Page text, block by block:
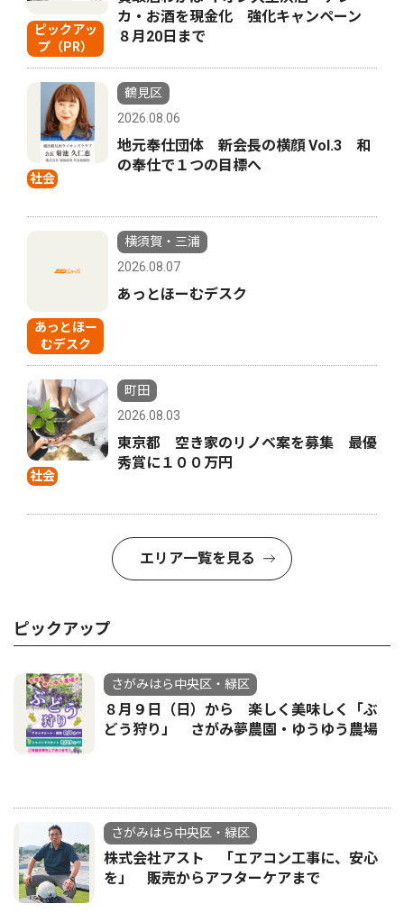
ピックアッ
プ（PR）
カ・お酒を現金化 強化キャンペーン
８月20日まで
社会
鶴見区
2026.08.06
地元奉仕団体 新会長の横顔 Vol.3 和
の奉仕で１つの目標へ
あっとほー
むデスク
横須賀・三浦
2026.08.07
あっとほーむデスク
社会
町田
2026.08.03
東京都 空き家のリノベ案を募集 最優
秀賞に１００万円
エリア一覧を見る
ピックアップ
さがみはら中央区・緑区
８月９日（日）から 楽しく美味しく「ぶ
どう狩り」 さがみ夢農園・ゆうゆう農場
さがみはら中央区・緑区
株式会社アスト 「エアコン工事に、安心
を」 販売からアフターケアまで